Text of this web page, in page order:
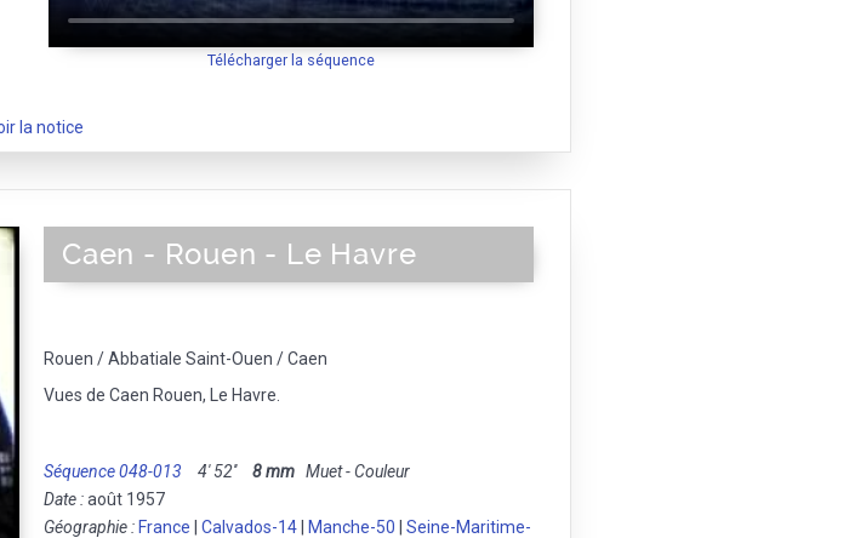
Télécharger la séquence
la notice
Caen - Rouen - Le Havre
Rouen / Abbatiale Saint-Ouen / Caen
Vues de Caen Rouen, Le Havre.
Séquence 048-013 4' 52'' 8 mm Muet - Couleur
Date :août 1957
Géographie : France Calvados-14 Manche-50
Seine-Maritime-